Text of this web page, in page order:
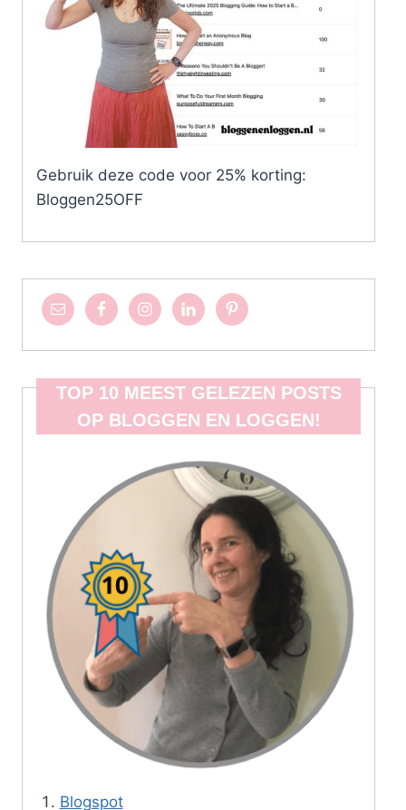
Gebruik deze code voor 25% korting:
Bloggen25OFF
TOP 10 MEEST GELEZEN POSTS
OP BLOGGEN EN LOGGEN!
Blogspot